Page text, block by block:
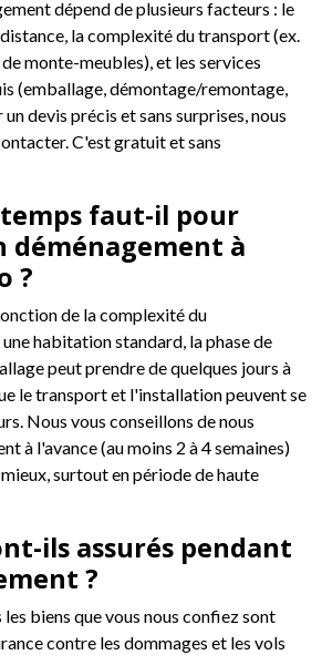
dépend de plusieurs facteurs : le
la complexité du transport (ex.
monte-meubles), et les services
(emballage, démontage/remontage,
devis précis et sans surprises, nous
C'est gratuit et sans
faut-il pour
déménagement à
?
de la complexité du
habitation standard, la phase de
peut prendre de quelques jours à
le transport et l'installation peuvent se
Nous vous conseillons de nous
à l'avance (au moins 2 à 4 semaines)
surtout en période de haute
ils assurés pendant
?
biens que vous nous confiez sont
contre les dommages et les vols